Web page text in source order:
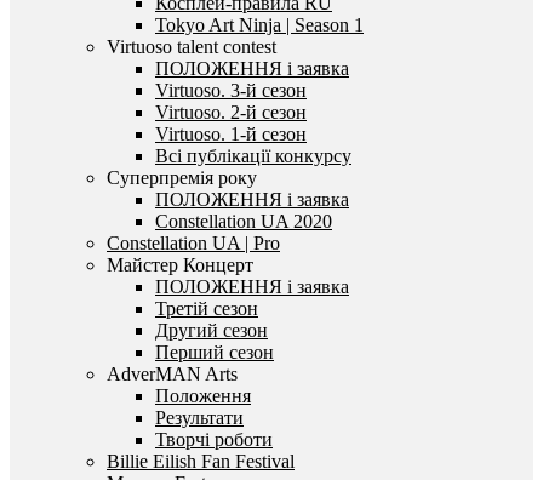
Tokyo Art Ninja | Season 1
Virtuoso talent contest
ПОЛОЖЕННЯ і заявка
Virtuoso. 3-й сезон
Virtuoso. 2-й сезон
Virtuoso. 1-й сезон
Всі публікації конкурсу
Суперпремія року
ПОЛОЖЕННЯ і заявка
Constellation UA 2020
Constellation UA | Pro
Майстер Концерт
ПОЛОЖЕННЯ і заявка
Третій сезон
Другий сезон
Перший сезон
AdverMAN Arts
Положення
Результати
Творчі роботи
Billie Eilish Fan Festival